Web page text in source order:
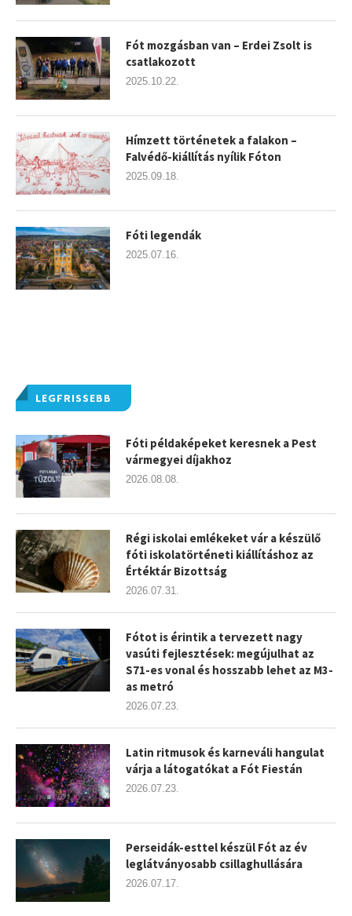
LEGFRISSEBB
Fóti példaképeket keresnek a Pest
vármegyei díjakhoz
2026.08.08.
Régi iskolai emlékeket vár a készülő
fóti iskolatörténeti kiállításhoz az
Értéktár Bizottság
2026.07.31.
Fótot is érintik a tervezett nagy
vasúti fejlesztések: megújulhat az
S71-es vonal és hosszabb lehet az M3-
as metró
2026.07.23.
Latin ritmusok és karneváli hangulat
várja a látogatókat a Fót Fiestán
2026.07.23.
Perseidák-esttel készül Fót az év
leglátványosabb csillaghullására
2026.07.17.
Fót mozgásban van – Erdei Zsolt is
csatlakozott
2025.10.22.
Hímzett történetek a falakon –
Falvédő-kiállítás nyílik Fóton
2025.09.18.
Fóti legendák
2025.07.16.